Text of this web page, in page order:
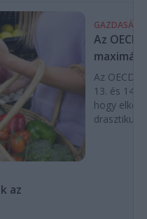
az
GAZDASÁG
Az OECD
Az OECD
13. és 14.
hogy
drasztikus